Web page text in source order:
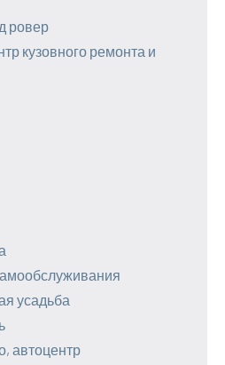
ровер
кузовного ремонта и
усадьба
автоцентр